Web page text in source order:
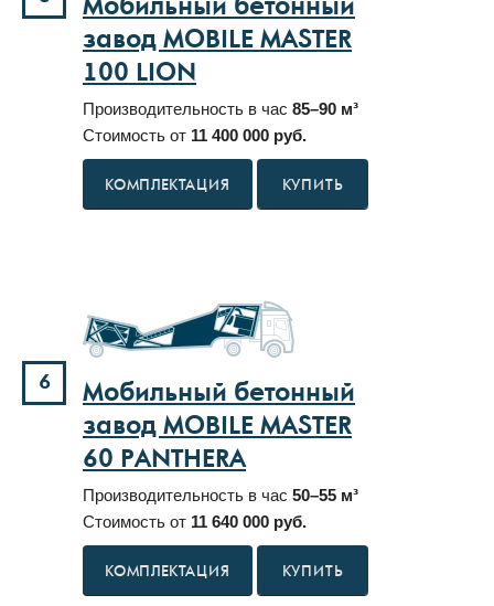
Мобильный бетонный
завод MOBILE MASTER
100 LION
Производительность в час 85–90 м³
Стоимость от 11 400 000 руб.
КУПИТЬ
6
Мобильный бетонный
завод MOBILE MASTER
60 PANTHERA
Производительность в час 50–55 м³
Стоимость от 11 640 000 руб.
КУПИТЬ